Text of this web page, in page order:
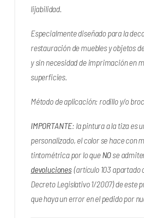
lijabilidad.
Especialmente diseñado para la
restauración de muebles y objetos
y sin necesidad de imprimación en
superficies.
Método de aplicación: rodillo y/o
IMPORTANTE: la pintura a la tiza es
personalizado, el color se hace con
tintométrica por lo queNOse
devoluciones (artículo 103 apartado
Decreto Legislativo 1/2007) de este
que haya un error en el pedido por